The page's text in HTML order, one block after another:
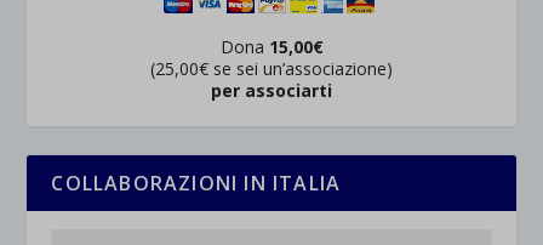
Dona 15,00€
(25,00€ se sei un’associazione)
per associarti
COLLABORAZIONI IN ITALIA